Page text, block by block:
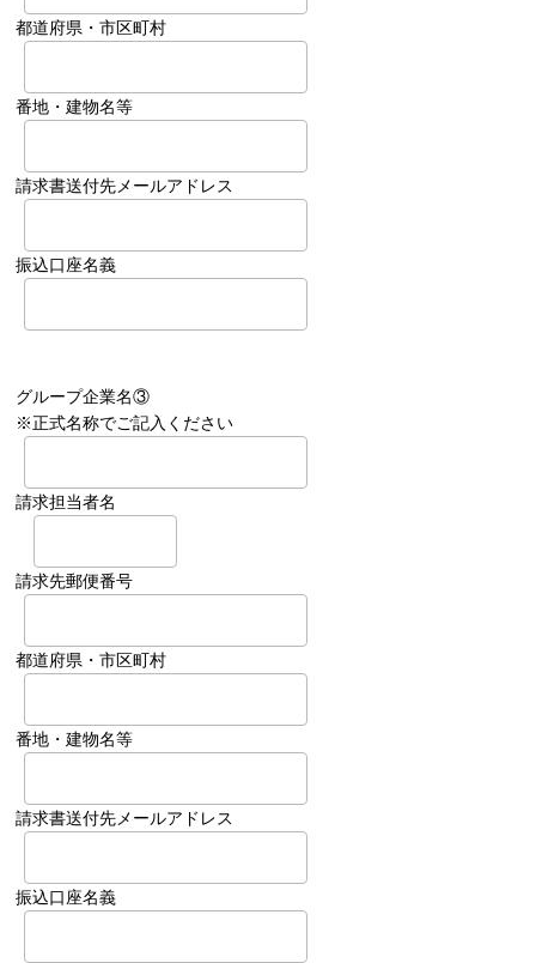
都道府県・市区町村
番地・建物名等
請求書送付先メールアドレス
振込口座名義
グループ企業名③
※正式名称でご記入ください
請求担当者名
請求先郵便番号
都道府県・市区町村
番地・建物名等
請求書送付先メールアドレス
振込口座名義